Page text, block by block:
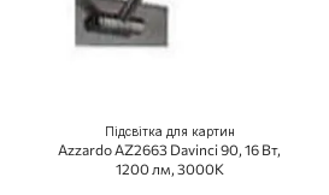
Підсвітка для картин
Azzardo AZ2663 Davinci 90, 16 Вт,
1200 лм, 3000K